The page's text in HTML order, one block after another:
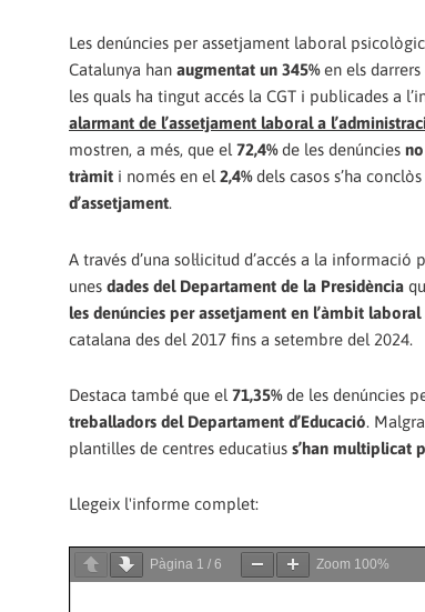
Les denúncies per assetjament laboral
Catalunya han augmentat un 345%en els darrers
les quals ha tingut accés la CGT i publicades a
alarmant de l’assetjament laboral a
mostren, a més, que el 72,4%de les denúncies
tràmit i només en el 2,4%dels casos s’ha
d’assetjament.
A través d’una sol·licitud d’accés a la
unes dades del Departament de la Presidència
les denúncies per assetjament en l’àmbit laboral
catalana des del 2017 fins a setembre del 2024.
Destaca també que el 71,35%de les denúncies
treballadors del Departament d’Educació.
plantilles de centres educatius s’han multiplicat
Llegeix l'informe complet:
Pàgina 1 / 6 Zoom 100%